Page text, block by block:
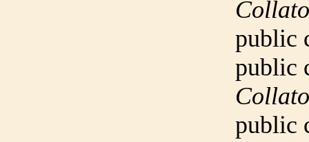
public
public
public